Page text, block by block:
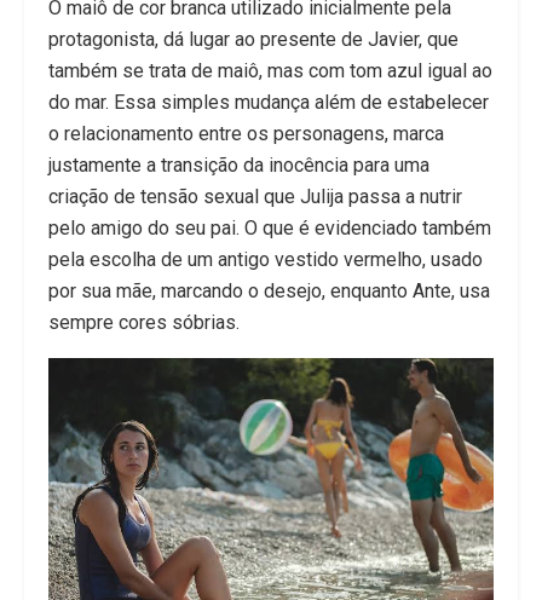
O maiô de cor branca utilizado inicialmente pela
protagonista, dá lugar ao presente de Javier, que
também se trata de maiô, mas com tom azul igual ao
do mar. Essa simples mudança além de estabelecer
o relacionamento entre os personagens, marca
justamente a transição da inocência para uma
criação de tensão sexual que Julija passa a nutrir
pelo amigo do seu pai. O que é evidenciado também
pela escolha de um antigo vestido vermelho, usado
por sua mãe, marcando o desejo, enquanto Ante, usa
sempre cores sóbrias.